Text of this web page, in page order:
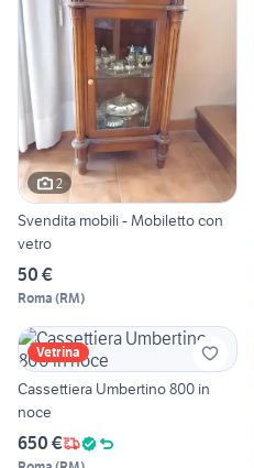
2
Svendita mobili - Mobiletto con
vetro
50 €
Roma (RM)
Vetrina
Cassettiera Umbertino 800 in
noce
650 €